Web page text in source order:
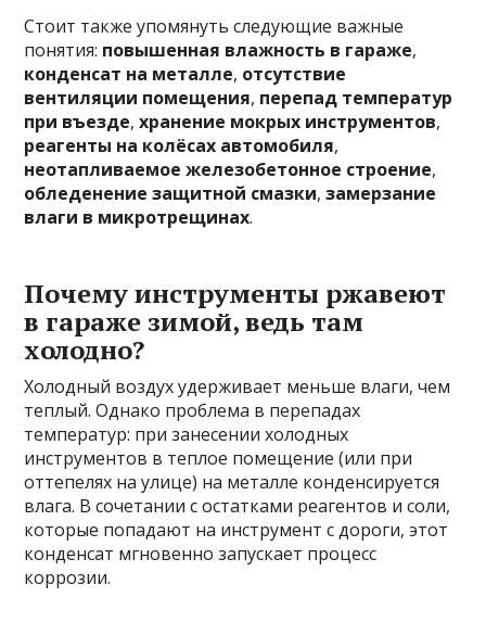
Стоит также упомянуть следующие важные
понятия: повышенная влажность в гараже,
конденсат на металле, отсутствие
вентиляции помещения, перепад температур
при въезде,хранение мокрых инструментов,
реагенты на колёсах автомобиля,
неотапливаемое железобетонное строение,
обледенение защитной смазки,замерзание
влаги в микротрещинах.
Почему инструменты ржавеют
в гараже зимой, ведь там
холодно?
Холодный воздух удерживает меньше влаги, чем
теплый. Однако проблема в перепадах
температур: при занесении холодных
инструментов в теплое помещение (или при
оттепелях на улице) на металле конденсируется
влага. В сочетании с остатками реагентов и соли,
которые попадают на инструмент с дороги, этот
конденсат мгновенно запускает процесс
коррозии.